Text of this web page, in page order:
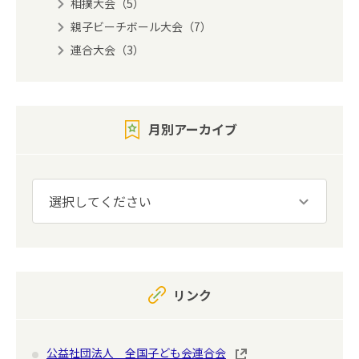
親子ビーチボール大会（7）
連合大会（3）
月別アーカイブ
リンク
公益社団法人 全国子ども会連合会